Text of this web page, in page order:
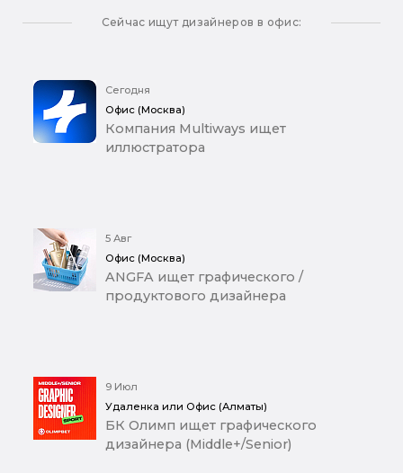
Сейчас ищут дизайнеров в офис:
Сегодня
Офис (Москва)
Компания Multiways ищет
иллюстратора
5 Авг
Офис (Москва)
ANGFA ищет графического /
продуктового дизайнера
9 Июл
Удаленка или Офис (Алматы)
БК Олимп ищет графического
дизайнера (Middle+/Senior)